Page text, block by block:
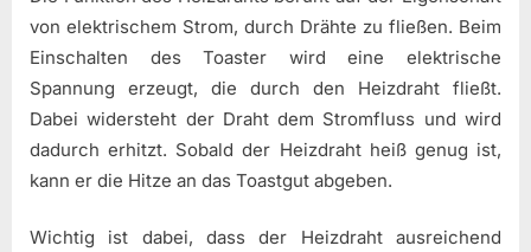
von elektrischem Strom, durch Drähte zu fließen. Beim
Einschalten des Toaster wird eine elektrische
Spannung erzeugt, die durch den Heizdraht fließt.
Dabei widersteht der Draht dem Stromfluss und wird
dadurch erhitzt. Sobald der Heizdraht heiß genug ist,
kann er die Hitze an das Toastgut abgeben.
Wichtig ist dabei, dass der Heizdraht ausreichend